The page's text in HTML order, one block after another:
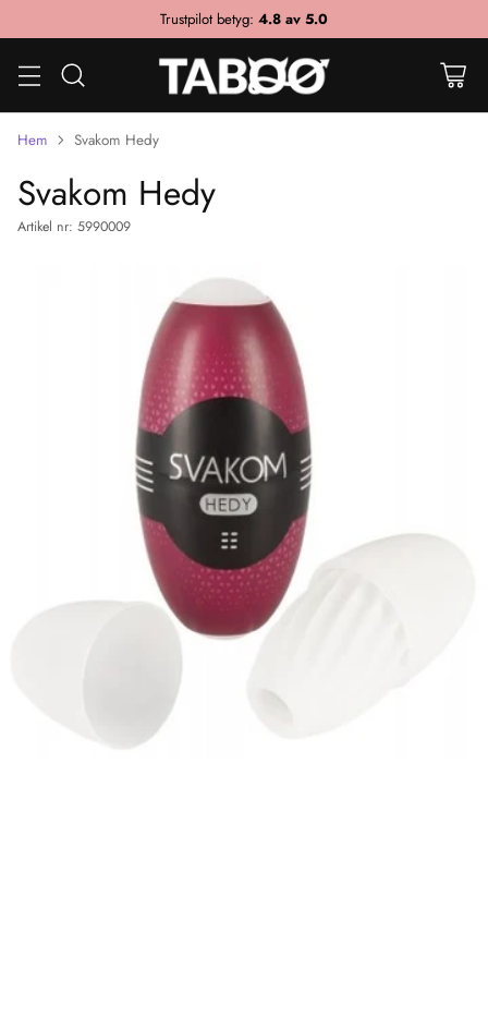
Trustpilot betyg: 4.8 av 5.0
Hem Svakom Hedy
Svakom Hedy
Artikel nr: 5990009